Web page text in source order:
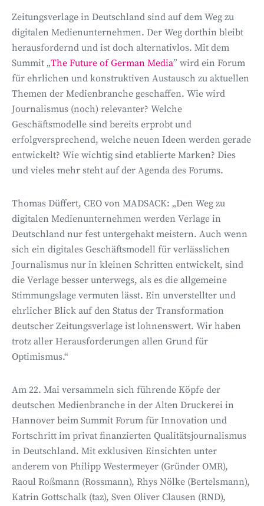
Zeitungsverlage in Deutschland sind auf dem Weg zu
digitalen Medienunternehmen. Der Weg dorthin bleibt
herausfordernd und ist doch alternativlos. Mit dem
Summit „The Future of German Media” wird ein Forum
für ehrlichen und konstruktiven Austausch zu aktuellen
Themen der Medienbranche geschaffen. Wie wird
Journalismus (noch) relevanter? Welche
Geschäftsmodelle sind bereits erprobt und
erfolgversprechend, welche neuen Ideen werden gerade
entwickelt? Wie wichtig sind etablierte Marken? Dies
und vieles mehr steht auf der Agenda des Forums.
Thomas Düffert, CEO von MADSACK: „Den Weg zu
digitalen Medienunternehmen werden Verlage in
Deutschland nur fest untergehakt meistern. Auch wenn
sich ein digitales Geschäftsmodell für verlässlichen
Journalismus nur in kleinen Schritten entwickelt, sind
die Verlage besser unterwegs, als es die allgemeine
Stimmungslage vermuten lässt. Ein unverstellter und
ehrlicher Blick auf den Status der Transformation
deutscher Zeitungsverlage ist lohnenswert. Wir haben
trotz aller Herausforderungen allen Grund für
Optimismus.“
Am 22. Mai versammeln sich führende Köpfe der
deutschen Medienbranche in der Alten Druckerei in
Hannover beim Summit Forum für Innovation und
Fortschritt im privat finanzierten Qualitätsjournalismus
in Deutschland. Mit exklusiven Einsichten unter
anderem von Philipp Westermeyer (Gründer OMR),
Raoul Roßmann (Rossmann), Rhys Nölke (Bertelsmann),
Katrin Gottschalk (taz), Sven Oliver Clausen (RND),